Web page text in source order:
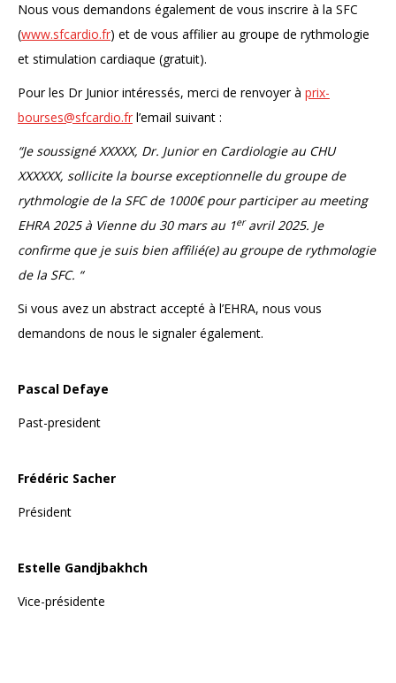
Nous vous demandons également de vous inscrire à la SFC
(www.sfcardio.fr) et de vous affilier au groupe de rythmologie
et stimulation cardiaque (gratuit).
Pour les Dr Junior intéressés, merci de renvoyer à prix-
bourses@sfcardio.fr l’email suivant :
“Je soussigné XXXXX, Dr. Junior en Cardiologie au CHU
XXXXXX, sollicite la bourse exceptionnelle du groupe de
rythmologie de la SFC de 1000€ pour participer au meeting
EHRA 2025 à Vienne du 30 mars au 1eravril 2025. Je
confirme que je suis bien affilié(e) au groupe de rythmologie
de la SFC. “
Si vous avez un abstract accepté à l’EHRA, nous vous
demandons de nous le signaler également.
Pascal Defaye
Past-president
Frédéric Sacher
Président
Estelle Gandjbakhch
Vice-présidente